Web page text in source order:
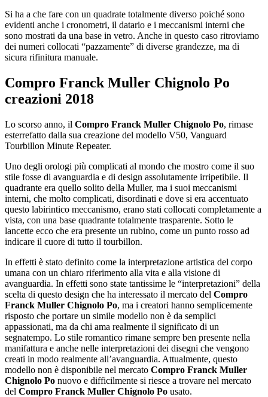
Si ha a che fare con un quadrate totalmente diverso poiché sono
evidenti anche i cronometri, il datario e i meccanismi interni che
sono mostrati da una base in vetro. Anche in questo caso ritroviamo
dei numeri collocati “pazzamente” di diverse grandezze, ma di
sicura rifinitura manuale.
Compro Franck Muller Chignolo Po
creazioni 2018
Lo scorso anno, il Compro Franck Muller Chignolo Po, rimase
esterrefatto dalla sua creazione del modello V50, Vanguard
Tourbillon Minute Repeater.
Uno degli orologi più complicati al mondo che mostro come il suo
stile fosse di avanguardia e di design assolutamente irripetibile. Il
quadrante era quello solito della Muller, ma i suoi meccanismi
interni, che molto complicati, disordinati e dove si era accentuato
questo labirintico meccanismo, erano stati collocati completamente a
vista, con una base quadrante totalmente trasparente. Sotto le
lancette ecco che era presente un rubino, come un punto rosso ad
indicare il cuore di tutto il tourbillon.
In effetti è stato definito come la interpretazione artistica del corpo
umana con un chiaro riferimento alla vita e alla visione di
avanguardia. In effetti sono state tantissime le “interpretazioni” della
scelta di questo design che ha interessato il mercato del Compro
Franck Muller Chignolo Po, ma i creatori hanno semplicemente
risposto che portare un simile modello non è da semplici
appassionati, ma da chi ama realmente il significato di un
segnatempo. Lo stile romantico rimane sempre ben presente nella
manifattura e anche nelle interpretazioni dei disegni che vengono
creati in modo realmente all’avanguardia. Attualmente, questo
modello non è disponibile nel mercato Compro Franck Muller
Chignolo Po nuovo e difficilmente si riesce a trovare nel mercato
del Compro Franck Muller Chignolo Po usato.